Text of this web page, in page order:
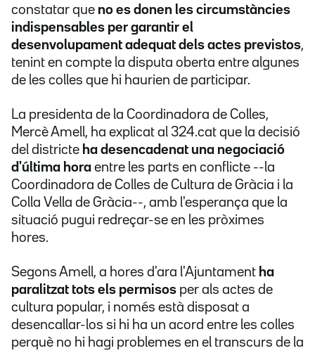
constatar que no es donen les circumstàncies
indispensables per garantir el
desenvolupament adequat dels actes previstos,
tenint en compte la disputa oberta entre algunes
de les colles que hi haurien de participar.
La presidenta de la Coordinadora de Colles,
Mercè Amell, ha explicat al 324.cat que la decisió
del districte ha desencadenat una negociació
d'última hora entre les parts en conflicte --la
Coordinadora de Colles de Cultura de Gràcia i la
Colla Vella de Gràcia--, amb l'esperança que la
situació pugui redreçar-se en les pròximes
hores.
Segons Amell, a hores d'ara l'Ajuntament ha
paralitzat tots els permisos per als actes de
cultura popular, i només està disposat a
desencallar-los si hi ha un acord entre les colles
perquè no hi hagi problemes en el transcurs de la